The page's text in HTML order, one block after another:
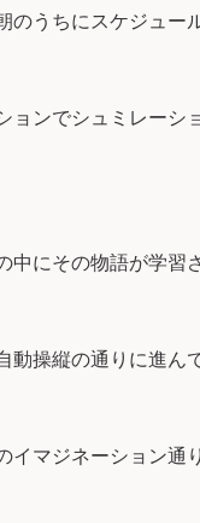
のうちにスケジュー
ョンでシュミレーシ
中にその物語が学習
動操縦の通りに進ん
イマジネーション通